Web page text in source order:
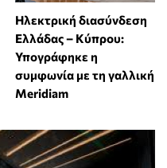
Ηλεκτρική διασύνδεση
Ελλάδας – Κύπρου:
Υπογράφηκε η
συμφωνία με τη γαλλική
Meridiam